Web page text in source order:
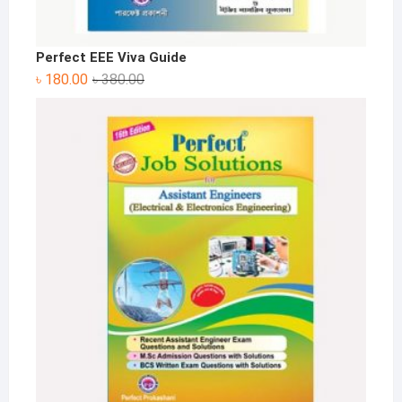
Perfect EEE Viva Guide
৳380.00Original
was:
৳ 380.00.
৳ 180.00
Current
is:
৳ 180.00.